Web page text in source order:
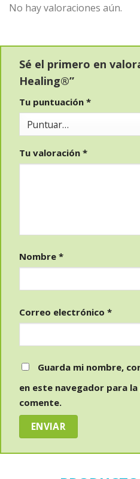
No hay valoraciones aún.
Sé el primero en
Healing®”
Tu puntuación *
Tu valoración *
Nombre *
Correo electrónico *
Guarda mi nombre,
en este navegador para
comente.